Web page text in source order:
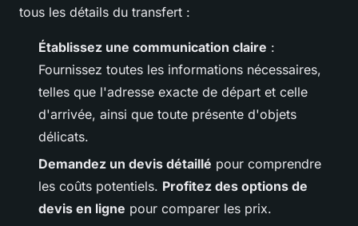
tous les détails du transfert :
Établissez une communication claire :
Fournissez toutes les informations nécessaires,
telles que l'adresse exacte de départ et celle
d'arrivée, ainsi que toute présente d'objets
délicats.
Demandez un devis détaillé pour comprendre
les coûts potentiels. Profitez des options de
devis en ligne pour comparer les prix.